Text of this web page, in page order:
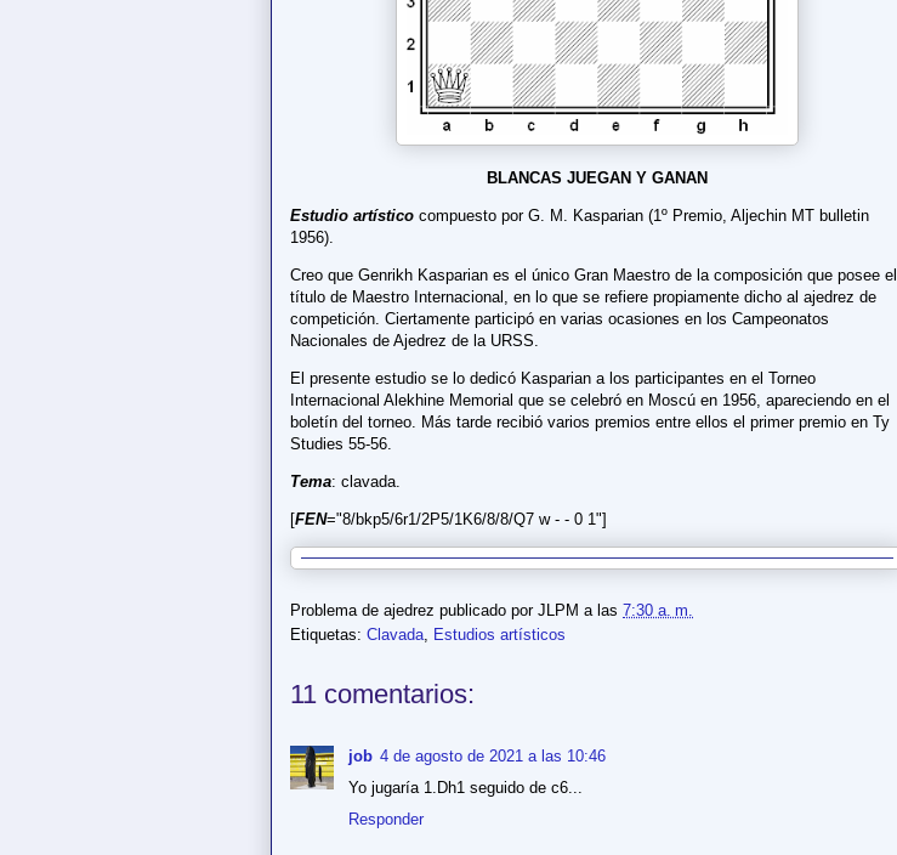
BLANCAS JUEGAN Y GANAN
Estudio artístico compuesto por G. M. Kasparian (1º Premio, Aljechin MT bulletin
1956).
Creo que Genrikh Kasparian es el único Gran Maestro de la composición que posee el
título de Maestro Internacional, en lo que se refiere propiamente dicho al ajedrez de
competición. Ciertamente participó en varias ocasiones en los Campeonatos
Nacionales de Ajedrez de la URSS.
El presente estudio se lo dedicó Kasparian a los participantes en el Torneo
Internacional Alekhine Memorial que se celebró en Moscú en 1956, apareciendo en el
boletín del torneo. Más tarde recibió varios premios entre ellos el primer premio en Ty
Studies 55-56.
Tema: clavada.
[FEN="8/bkp5/6r1/2P5/1K6/8/8/Q7 w - - 0 1"]
Problema de ajedrez publicado por JLPM a las 7:30 a. m.
Etiquetas: Clavada, Estudios artísticos
11 comentarios:
job 4 de agosto de 2021 a las 10:46
Yo jugaría 1.Dh1 seguido de c6...
Responder